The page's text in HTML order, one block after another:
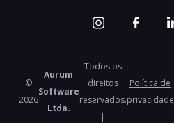
©
2026
Aurum
Software
Ltda.
Todos os
direitos
reservados.
|
Política de
privacidade